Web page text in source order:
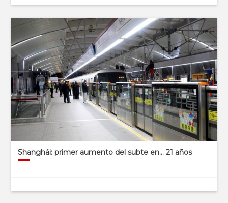
Shanghái: primer aumento del subte en… 21 años